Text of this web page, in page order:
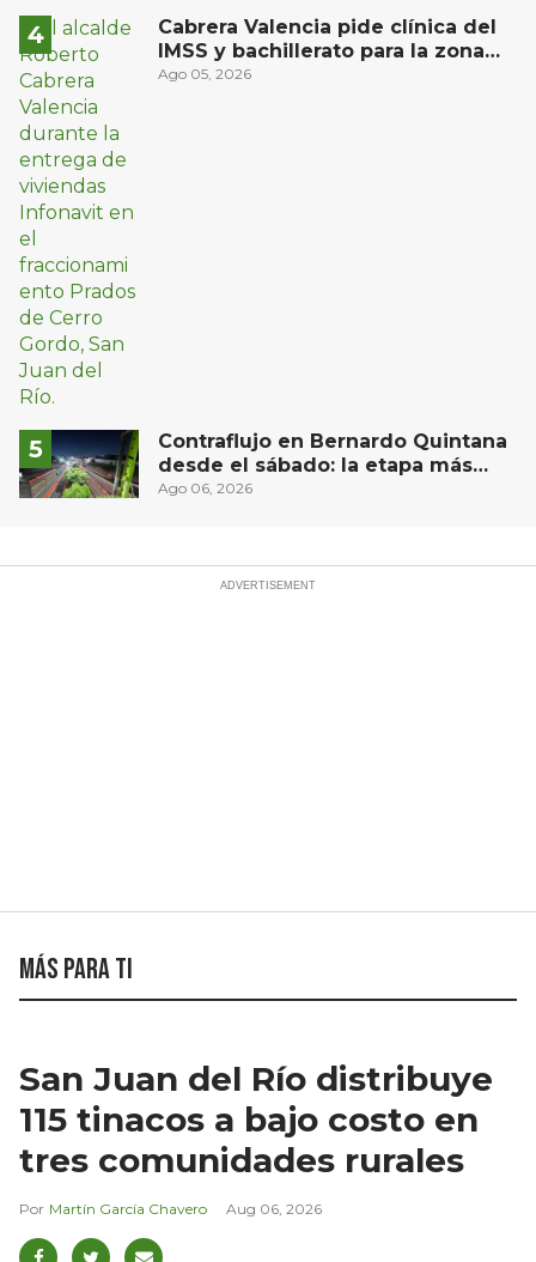
Cabrera Valencia pide clínica del
IMSS y bachillerato para la zona
oriente de San Juan del Río
Ago 05, 2026
Contraflujo en Bernardo Quintana
desde el sábado: la etapa más
compleja del operativo vial
Ago 06, 2026
Más para ti
San Juan del Río distribuye
115 tinacos a bajo costo en
tres comunidades rurales
Martín García Chavero Aug 06, 2026